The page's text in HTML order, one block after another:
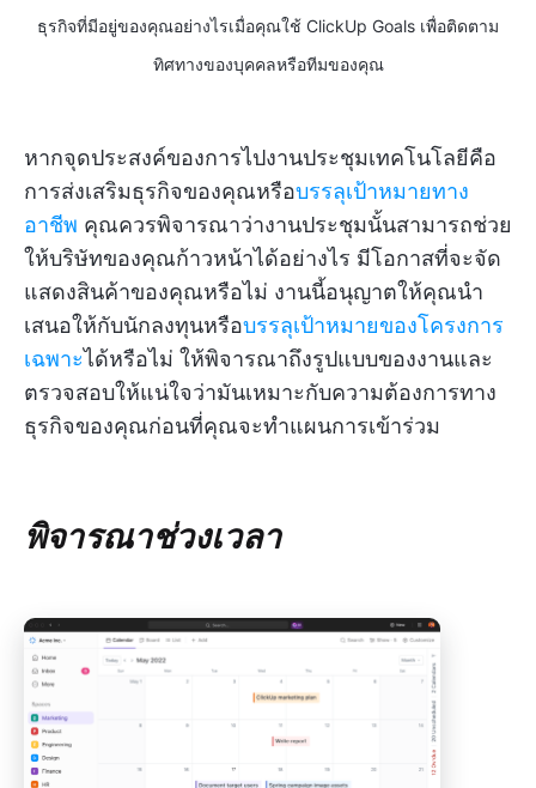
ธุรกิจที่มีอยู่ของคุณอย่างไรเมื่อคุณใช้ ClickUp Goals เพื่อติดตาม
ทิศทางของบุคคลหรือทีมของคุณ
หากจุดประสงค์ของการไปงานประชุมเทคโนโลยีคือ
การส่งเสริมธุรกิจของคุณหรือบรรลุเป้าหมายทาง
อาชีพ คุณควรพิจารณาว่างานประชุมนั้นสามารถช่วย
ให้บริษัทของคุณก้าวหน้าได้อย่างไร มีโอกาสที่จะจัด
แสดงสินค้าของคุณหรือไม่ งานนี้อนุญาตให้คุณนำ
เสนอให้กับนักลงทุนหรือบรรลุเป้าหมายของโครงการ
เฉพาะได้หรือไม่ ให้พิจารณาถึงรูปแบบของงานและ
ตรวจสอบให้แน่ใจว่ามันเหมาะกับความต้องการทาง
ธุรกิจของคุณก่อนที่คุณจะทำแผนการเข้าร่วม
พิจารณาช่วงเวลา